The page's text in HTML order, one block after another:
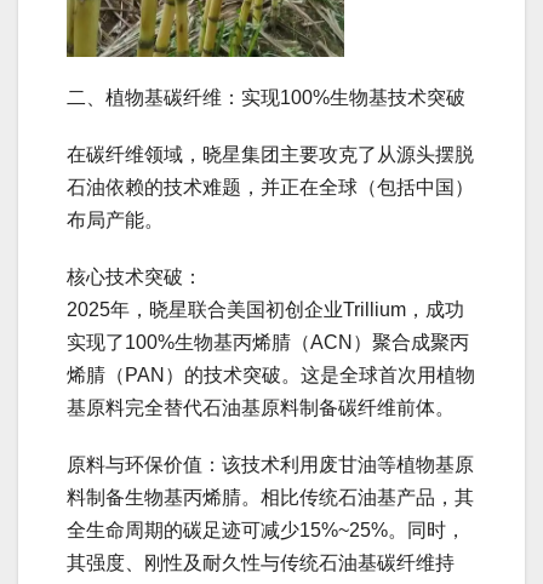
二、植物基碳纤维：实现100%生物基技术突破
在碳纤维领域，晓星集团主要攻克了从源头摆脱
石油依赖的技术难题，并正在全球（包括中国）
布局产能。
核心技术突破：
2025年，晓星联合美国初创企业Trillium，成功
实现了100%生物基丙烯腈（ACN）聚合成聚丙
烯腈（PAN）的技术突破。这是全球首次用植物
基原料完全替代石油基原料制备碳纤维前体。
原料与环保价值：该技术利用废甘油等植物基原
料制备生物基丙烯腈。相比传统石油基产品，其
全生命周期的碳足迹可减少15%~25%。同时，
其强度、刚性及耐久性与传统石油基碳纤维持